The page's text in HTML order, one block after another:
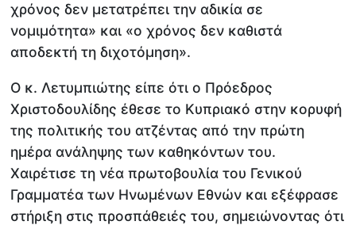
χρόνος δεν μετατρέπει την αδικία σε
νομιμότητα» και «ο χρόνος δεν καθιστά
αποδεκτή τη διχοτόμηση».
Ο κ. Λετυμπιώτης είπε ότι ο Πρόεδρος
Χριστοδουλίδης έθεσε το Κυπριακό στην κορυφή
της πολιτικής του ατζέντας από την πρώτη
ημέρα ανάληψης των καθηκόντων του.
Χαιρέτισε τη νέα πρωτοβουλία του Γενικού
Γραμματέα των Ηνωμένων Εθνών και εξέφρασε
στήριξη στις προσπάθειές του, σημειώνοντας ότι